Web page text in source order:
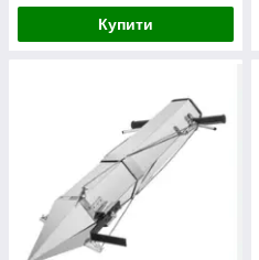
Купити